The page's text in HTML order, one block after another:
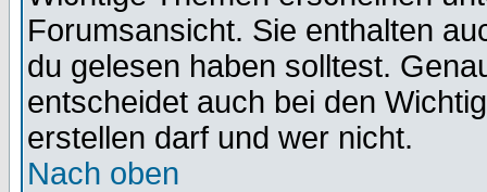
Forumsansicht. Sie enthalten
du gelesen haben solltest.
entscheidet auch bei den
erstellen darf und wer nicht.
Nach oben